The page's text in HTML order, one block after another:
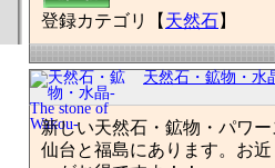
登録カテゴリ【 天然石 】
天然石・鉱物・水
新しい天然石・鉱物・パワ
仙台と福島にあります。お